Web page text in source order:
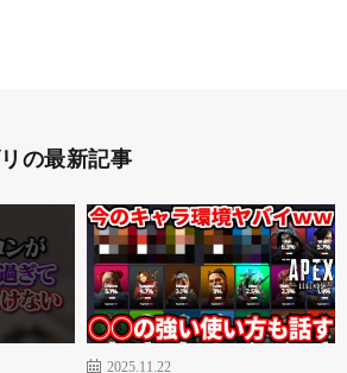
の最新記事
2025.11.22